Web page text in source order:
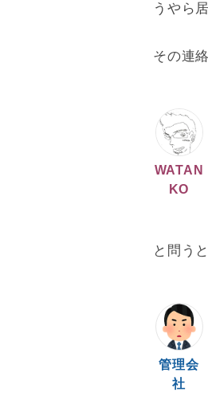
うやら
その連
WATAN
KO
と問うと
管理会
社